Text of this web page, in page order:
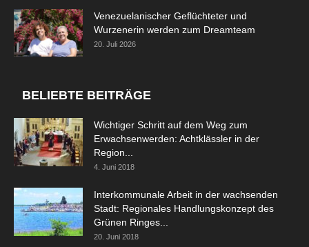
Venezuelanischer Geflüchteter und
Wurzenerin werden zum Dreamteam
20. Juli 2026
BELIEBTE BEITRÄGE
Wichtiger Schritt auf dem Weg zum
Erwachsenwerden: Achtklässler in der
Region...
4. Juni 2018
Interkommunale Arbeit in der wachsenden
Stadt: Regionales Handlungskonzept des
Grünen Ringes...
20. Juni 2018